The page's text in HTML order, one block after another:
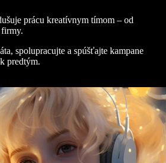
prácu kreatívnym tímom – od
spolupracujte a spúšťajte kampane
predtým.